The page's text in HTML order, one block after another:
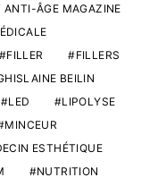
ANTI-ÂGE MAGAZINE
FILLER
FILLERS
BEILIN
LED
LIPOLYSE
MINCEUR
ESTHÉTIQUE
NUTRITION